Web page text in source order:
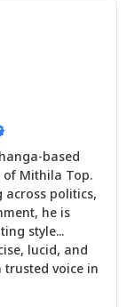
based
Mithila Top.
politics,
he is
style...
lucid, and
voice in